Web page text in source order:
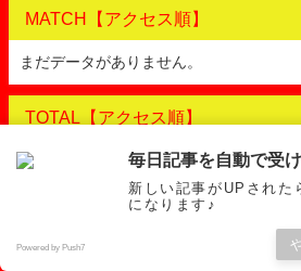
MATCH【アクセス順】
まだデータがありません。
TOTAL【アクセス順】
ハイパーG インプ
リと比較】【ソリ
毎日記事を自動で受け
新しい記事がUPされた
になります♪
Powered by Push7